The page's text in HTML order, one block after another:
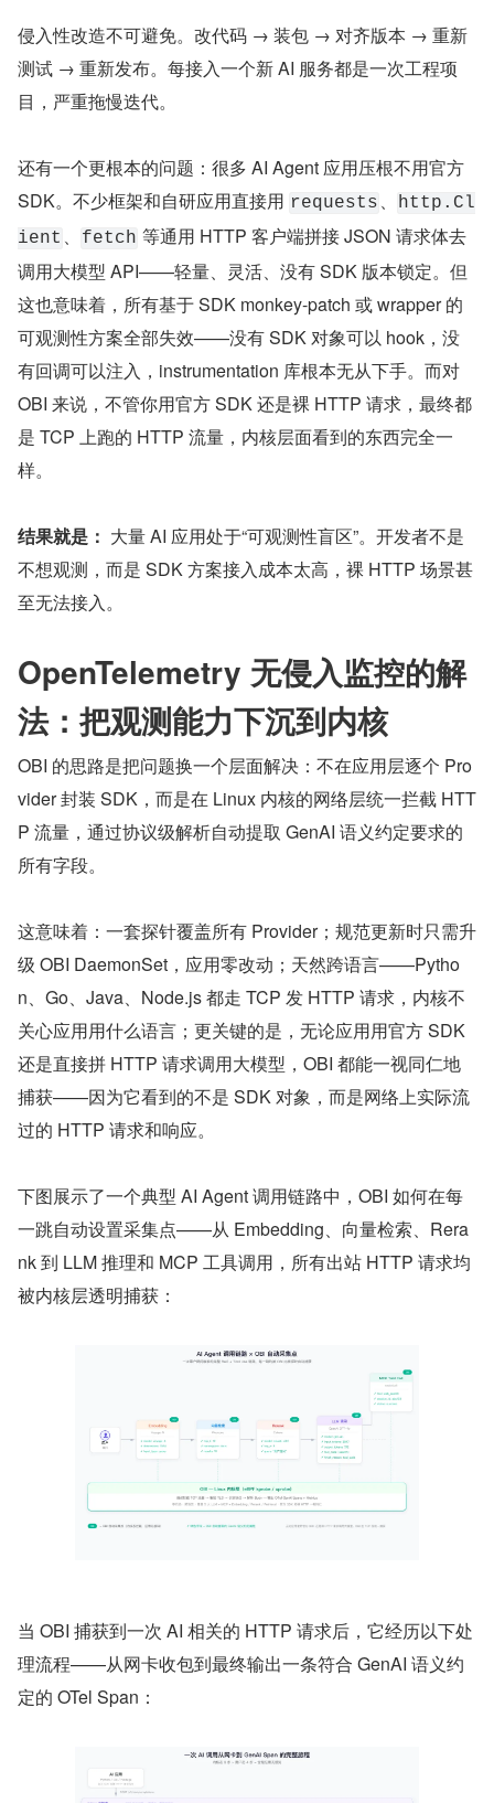
侵入性改造不可避免。改代码 → 装包 → 对齐版本 → 重新
测试 → 重新发布。每接入一个新 AI 服务都是一次工程项
目，严重拖慢迭代。
还有一个更根本的问题：很多 AI Agent 应用压根不用官方
SDK。不少框架和自研应用直接用 requests 、
http.Cl
ient 、 fetch 等通用 HTTP 客户端拼接 JSON 请求体去
调用大模型 API——轻量、灵活、没有 SDK 版本锁定。但
这也意味着，所有基于 SDK monkey-patch 或 wrapper 的
可观测性方案全部失效——没有 SDK 对象可以 hook，没
有回调可以注入，instrumentation 库根本无从下手。而对
OBI 来说，不管你用官方 SDK 还是裸 HTTP 请求，最终都
是 TCP 上跑的 HTTP 流量，内核层面看到的东西完全一
样。
结果就是： 大量 AI 应用处于“可观测性盲区”。开发者不是
不想观测，而是 SDK 方案接入成本太高，裸 HTTP 场景甚
至无法接入。
OpenTelemetry 无侵入监控的解
法：把观测能力下沉到内核
OBI 的思路是把问题换一个层面解决：不在应用层逐个 Pro
vider 封装 SDK，而是在 Linux 内核的网络层统一拦截 HTT
P 流量，通过协议级解析自动提取 GenAI 语义约定要求的
所有字段。
这意味着：一套探针覆盖所有 Provider；规范更新时只需升
级 OBI DaemonSet，应用零改动；天然跨语言——Pytho
n、Go、Java、Node.js 都走 TCP 发 HTTP 请求，内核不
关心应用用什么语言；更关键的是，无论应用用官方 SDK
还是直接拼 HTTP 请求调用大模型，OBI 都能一视同仁地
捕获——因为它看到的不是 SDK 对象，而是网络上实际流
过的 HTTP 请求和响应。
下图展示了一个典型 AI Agent 调用链路中，OBI 如何在每
一跳自动设置采集点——从 Embedding、向量检索、Rera
nk 到 LLM 推理和 MCP 工具调用，所有出站 HTTP 请求均
被内核层透明捕获：
当 OBI 捕获到一次 AI 相关的 HTTP 请求后，它经历以下处
理流程——从网卡收包到最终输出一条符合 GenAI 语义约
定的 OTel Span：